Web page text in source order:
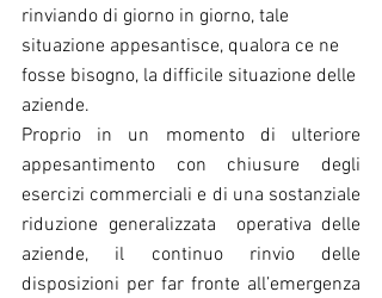
rinviando di giorno in giorno, tale
situazione appesantisce, qualora ce ne
fosse bisogno, la difficile situazione delle
aziende.
Proprio in un momento di ulteriore
appesantimento con chiusure degli
esercizi commerciali e di una sostanziale
riduzione generalizzata  operativa delle
aziende, il continuo rinvio delle
disposizioni per far fronte all’emergenza